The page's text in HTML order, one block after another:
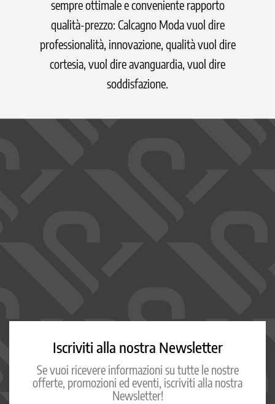
sempre ottimale e conveniente rapporto
qualità-prezzo: Calcagno Moda vuol dire
professionalità, innovazione, qualità vuol dire
cortesia, vuol dire avanguardia, vuol dire
soddisfazione.
Iscriviti alla nostra Newsletter
Se vuoi ricevere informazioni su tutte le nostre
offerte, promozioni ed eventi, iscriviti alla nostra
Newsletter!